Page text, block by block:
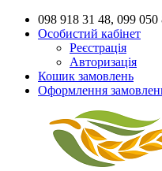
098 918 31 48, 099 050
Особистий кабінет
Реєстрація
Авторизація
Кошик замовлень
Оформлення